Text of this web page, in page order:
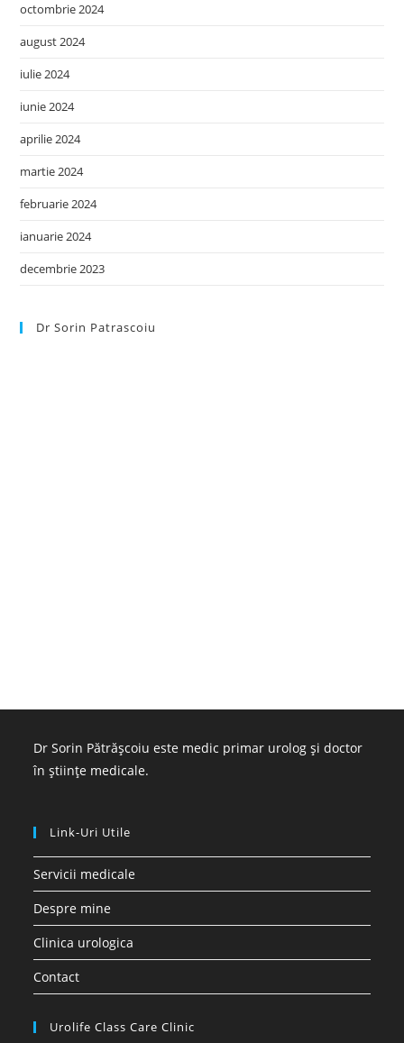
octombrie 2024
august 2024
iulie 2024
iunie 2024
aprilie 2024
martie 2024
februarie 2024
ianuarie 2024
decembrie 2023
Dr Sorin Patrascoiu
Dr Sorin Pătrășcoiu este medic primar urolog și doctor
în științe medicale.
Link-Uri Utile
Servicii medicale
Despre mine
Clinica urologica
Contact
Urolife Class Care Clinic